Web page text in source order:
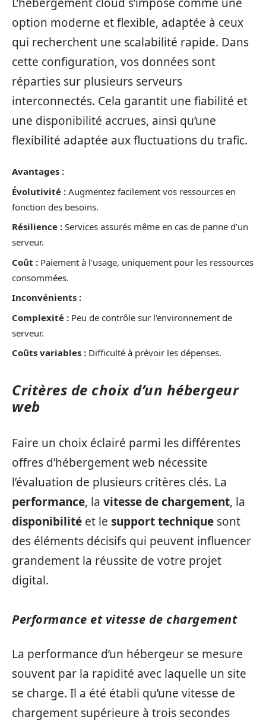
option moderne et flexible, adaptée à ceux
qui recherchent une scalabilité rapide. Dans
cette configuration, vos données sont
réparties sur plusieurs serveurs
interconnectés. Cela garantit une fiabilité et
une disponibilité accrues, ainsi qu’une
flexibilité adaptée aux fluctuations du trafic.
Avantages :
Évolutivité : Augmentez facilement vos ressources en
fonction des besoins.
Résilience : Services assurés même en cas de panne d’un
serveur.
Coût : Paiement à l’usage, uniquement pour les ressources
consommées.
Inconvénients :
Complexité : Peu de contrôle sur l’environnement de
serveur.
Coûts variables : Difficulté à prévoir les dépenses.
Critères de choix d’un hébergeur
web
Faire un choix éclairé parmi les différentes
offres d’hébergement web nécessite
l’évaluation de plusieurs critères clés. La
performance, la vitesse de chargement, la
disponibilité et le support technique sont
des éléments décisifs qui peuvent influencer
grandement la réussite de votre projet
digital.
Performance et vitesse de chargement
La performance d’un hébergeur se mesure
souvent par la rapidité avec laquelle un site
se charge. Il a été établi qu’une vitesse de
chargement supérieure à trois secondes